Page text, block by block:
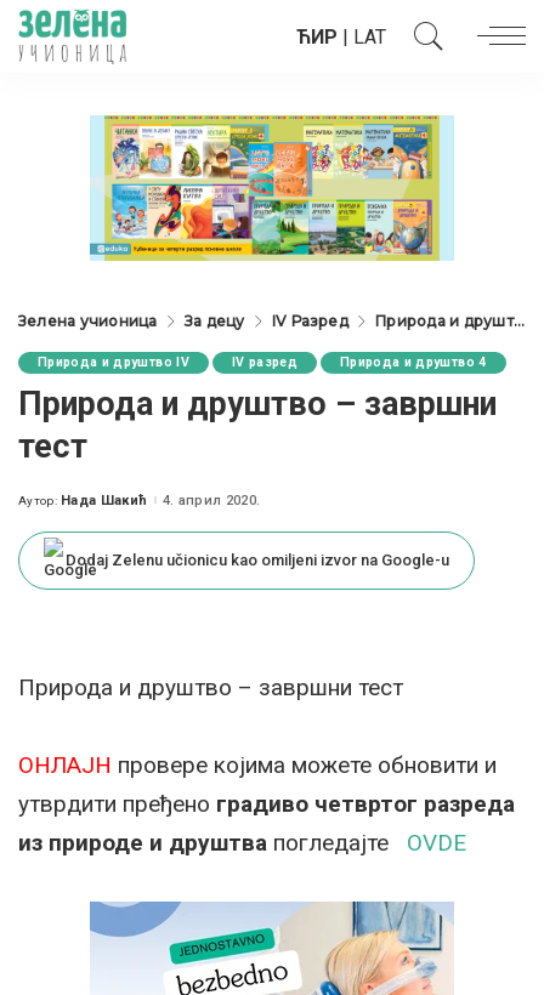
ЋИР | LAT
Зелена учионица За децу IV Разред Природа и друштво IV
Природа и друштво IV IV разред Природа и друштво 4
Природа и друштво – завршни
тест
Posted
Аутор: Нада Шакић 4. април 2020.
Dodaj Zelenu učionicu kao omiljeni izvor na Google-u
Природа и друштво – завршни тест
ОНЛАЈН провере којима можете обновити и
утврдити пређено градиво четвртог разреда
из природе и друштва погледајте OVDE